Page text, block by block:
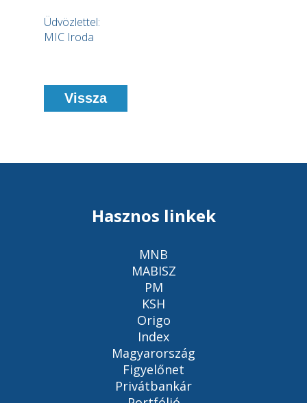
Üdvözlettel:
MIC Iroda
Vissza
Hasznos linkek
MNB
MABISZ
PM
KSH
Origo
Index
Magyarország
Figyelőnet
Privátbankár